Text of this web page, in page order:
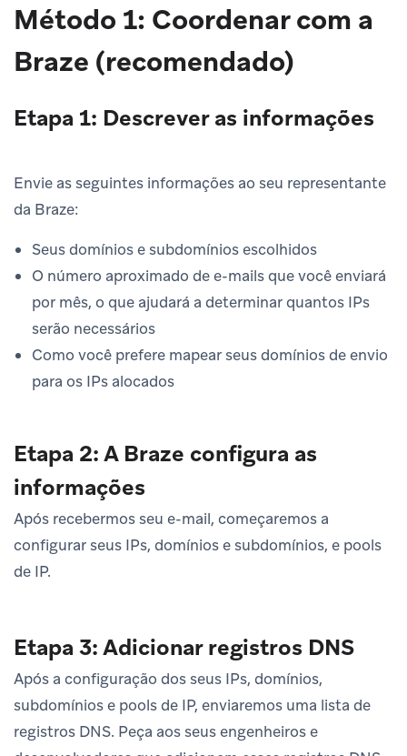
Método 1: Coordenar com a
Braze (recomendado)
Etapa 1: Descrever as informações
Envie as seguintes informações ao seu representante
da Braze:
Seus domínios e subdomínios escolhidos
O número aproximado de e-mails que você enviará
por mês, o que ajudará a determinar quantos IPs
serão necessários
Como você prefere mapear seus domínios de envio
para os IPs alocados
Etapa 2: A Braze configura as
informações
Após recebermos seu e-mail, começaremos a
configurar seus IPs, domínios e subdomínios, e pools
de IP.
Etapa 3: Adicionar registros DNS
Após a configuração dos seus IPs, domínios,
subdomínios e pools de IP, enviaremos uma lista de
registros DNS. Peça aos seus engenheiros e